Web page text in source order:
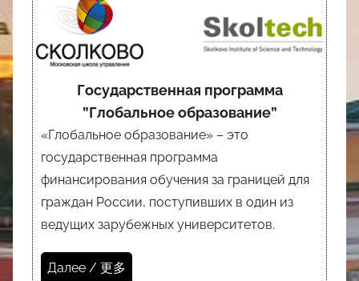
Государственная программа
”Глобальное образование”
«Глобальное образование» – это
государственная программа
финансирования обучения за границей для
граждан России, поступивших в один из
ведущих зарубежных университетов.
Далее / 更多